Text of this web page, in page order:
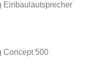
Einbaulautsprecher
Concept 500